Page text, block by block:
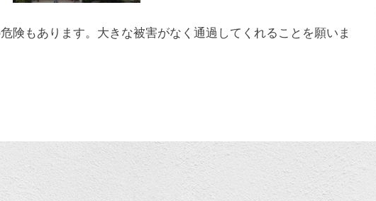
険もあります。大きな被害がなく通過してくれることを願いま